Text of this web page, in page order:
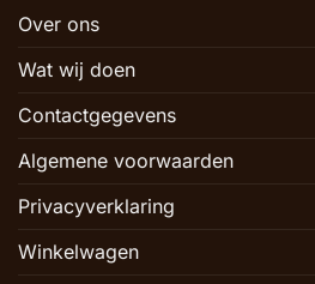
Over ons
Wat wij doen
Contactgegevens
Algemene voorwaarden
Privacyverklaring
Winkelwagen